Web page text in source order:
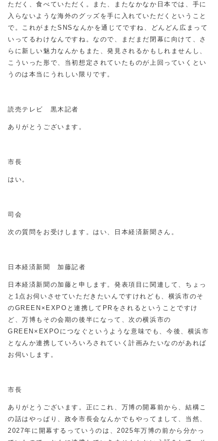
ただく、食べていただく。また、またなかなか日本では、手に
入らないような海外のグッズを手に入れていただくということ
で。これがまたSNSなんかを通じてですね、どんどん広まって
いってるわけなんですね。なので、まだまだ閉幕に向けて、さ
らに新しい魅力なんかもまた、発見されるかもしれませんし、
こういった形で、当初想定されていたものが上回っていくとい
うのは本当にうれしい限りです。
読売テレビ 黒木記者
ありがとうございます。
市長
はい。
司会
次の質問をお受けします。はい、日本経済新聞さん。
日本経済新聞 加藤記者
日本経済新聞の加藤と申します。発表項目に関連して、ちょっ
と1点お伺いさせていただきたいんですけれども、横浜市のそ
のGREEN×EXPOと連携してPRをされるということですけ
ど、万博もその会期の後半になって、次の横浜市の
GREEN×EXPOにつなぐというような意味でも、今後、横浜市
となんか連携していろいろされていく計画みたいなのがあれば
お伺いします。
市長
ありがとうございます。正にこれ、万博の開幕前から、結構こ
の話はやっぱり、政令市長会なんかでもやってまして、当然、
2027年に開幕するっていうのは、2025年万博の前から分かっ